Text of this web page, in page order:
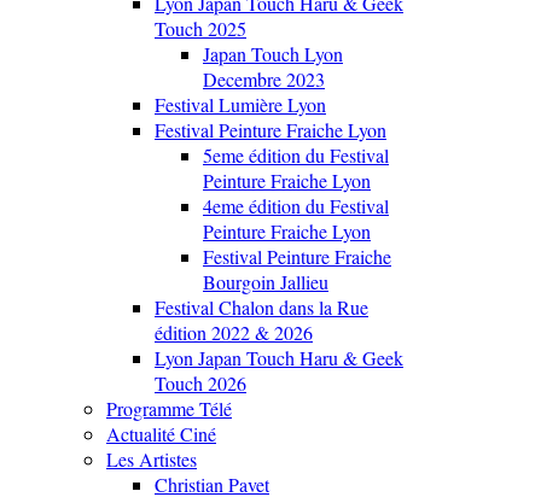
Touch 2025
Japan Touch Lyon
Decembre 2023
Festival Lumière Lyon
Festival Peinture Fraiche Lyon
5eme édition du Festival
Peinture Fraiche Lyon
4eme édition du Festival
Peinture Fraiche Lyon
Festival Peinture Fraiche
Bourgoin Jallieu
Festival Chalon dans la Rue
édition 2022 & 2026
Lyon Japan Touch Haru & Geek
Touch 2026
Programme Télé
Actualité Ciné
Les Artistes
Christian Pavet